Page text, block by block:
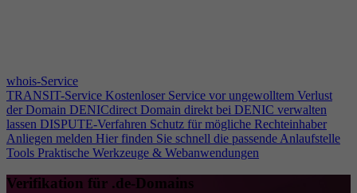
whois-Service
TRANSIT-Service Kostenloser Service vor ungewolltem Verlust
der Domain DENICdirect Domain direkt bei DENIC verwalten
lassen DISPUTE-Verfahren Schutz für mögliche Rechteinhaber
Anliegen melden Hier finden Sie schnell die passende Anlaufstelle
Tools Praktische Werkzeuge & Webanwendungen
Verifikation für .de-Domains